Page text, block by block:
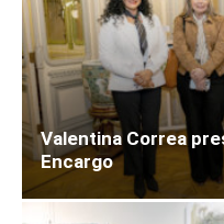
Valentina Correa
Encargo